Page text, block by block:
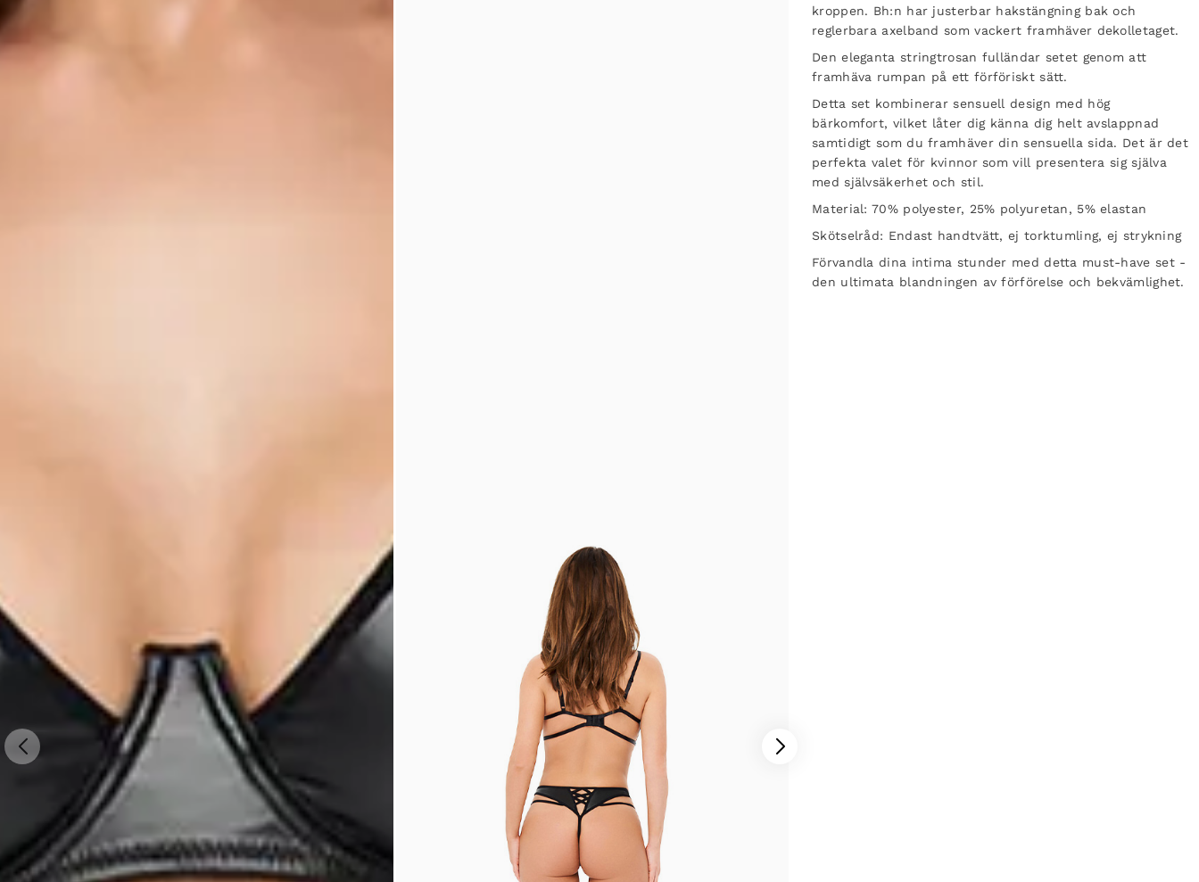
kroppen. Bh:n har justerbar hakstängning bak och
reglerbara axelband som vackert framhäver dekolletaget.
Den eleganta stringtrosan fulländar setet genom att
framhäva rumpan på ett förföriskt sätt.
Detta set kombinerar sensuell design med hög
bärkomfort, vilket låter dig känna dig helt avslappnad
samtidigt som du framhäver din sensuella sida. Det är det
perfekta valet för kvinnor som vill presentera sig själva
med självsäkerhet och stil.
Material: 70% polyester, 25% polyuretan, 5% elastan
Skötselråd: Endast handtvätt, ej torktumling, ej strykning
Förvandla dina intima stunder med detta must-have set -
den ultimata blandningen av förförelse och bekvämlighet.